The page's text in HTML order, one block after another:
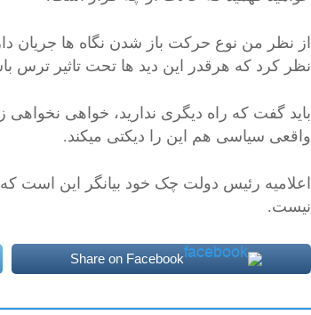
از نظر من نوع حرکت باز شدن نگاه ها جریان
نظر کرد که هرقدر این دید ها تحت تاثیر ترس
باید گفت که راه دیگری ندارید، خواهی نخواهی
واقعی سیاسی هم این را دیکتی میکند.
اعلامیه رئیس دولت چک خود بیانگر این است
نیست.
Share on Facebook